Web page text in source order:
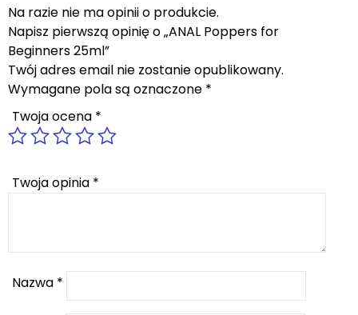
Na razie nie ma opinii o produkcie.
Napisz pierwszą opinię o „ANAL Poppers for
Beginners 25ml”
Twój adres email nie zostanie opublikowany.
Wymagane pola są oznaczone *
Twoja ocena *
Twoja opinia *
Nazwa *